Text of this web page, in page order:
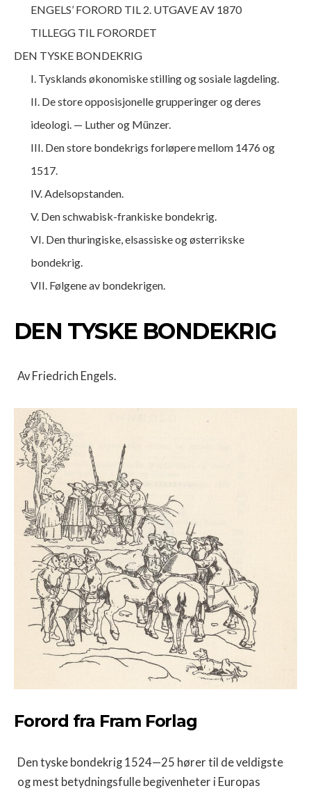
ENGELS’ FORORD TIL 2. UTGAVE AV 1870
TILLEGG TIL FORORDET
DEN TYSKE BONDEKRIG
I. Tysklands økonomiske stilling og sosiale lagdeling.
II. De store opposisjonelle grupperinger og deres
ideologi. — Luther og Münzer.
III. Den store bondekrigs forløpere mellom 1476 og
1517.
IV. Adelsopstanden.
V. Den schwabisk-frankiske bondekrig.
VI. Den thuringiske, elsassiske og østerrikske
bondekrig.
VII. Følgene av bondekrigen.
DEN TYSKE BONDEKRIG
Av Friedrich Engels.
Forord fra Fram Forlag
Den tyske bondekrig 1524—25 hører til de veldigste
og mest betydningsfulle begivenheter i Europas